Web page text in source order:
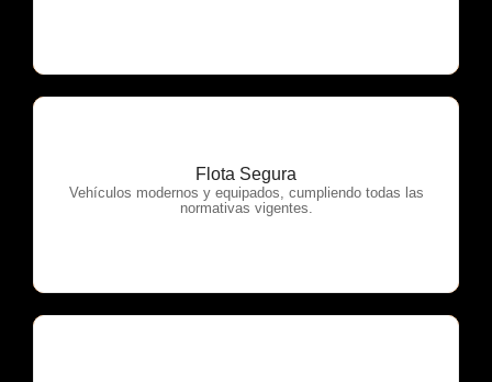
Flota Segura
Vehículos modernos y equipados, cumpliendo todas las
normativas vigentes.
OTP Servicios